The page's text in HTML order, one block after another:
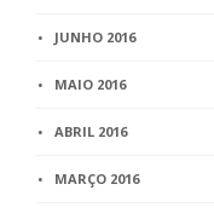
JUNHO 2016
MAIO 2016
ABRIL 2016
MARÇO 2016